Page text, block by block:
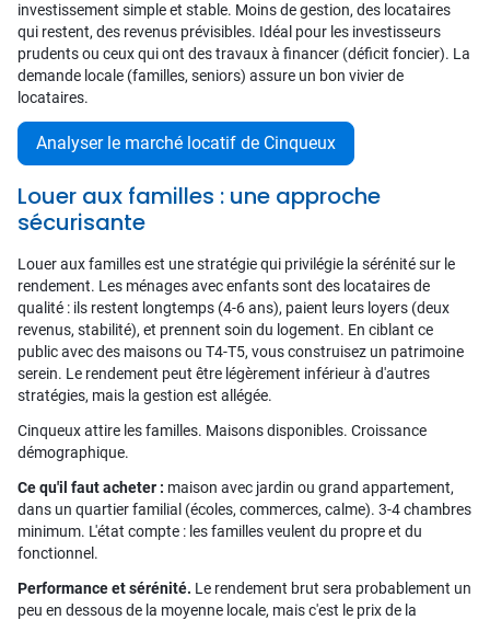
investissement simple et stable. Moins de gestion, des locataires
qui restent, des revenus prévisibles. Idéal pour les investisseurs
prudents ou ceux qui ont des travaux à financer (déficit foncier). La
demande locale (familles, seniors) assure un bon vivier de
locataires.
Analyser le marché locatif de Cinqueux
Louer aux familles : une approche
sécurisante
Louer aux familles est une stratégie qui privilégie la sérénité sur le
rendement. Les ménages avec enfants sont des locataires de
qualité : ils restent longtemps (4-6 ans), paient leurs loyers (deux
revenus, stabilité), et prennent soin du logement. En ciblant ce
public avec des maisons ou T4-T5, vous construisez un patrimoine
serein. Le rendement peut être légèrement inférieur à d'autres
stratégies, mais la gestion est allégée.
Cinqueux attire les familles. Maisons disponibles. Croissance
démographique.
Ce qu'il faut acheter : maison avec jardin ou grand appartement,
dans un quartier familial (écoles, commerces, calme). 3-4 chambres
minimum. L'état compte : les familles veulent du propre et du
fonctionnel.
Performance et sérénité. Le rendement brut sera probablement un
peu en dessous de la moyenne locale, mais c'est le prix de la